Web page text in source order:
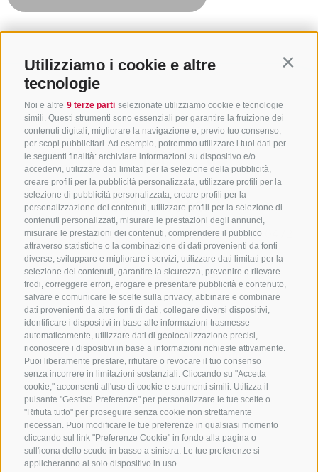
Utilizziamo i cookie e altre
tecnologie
Noi e altre 9 terze parti selezionate utilizziamo cookie e tecnologie
simili. Questi strumenti sono essenziali per garantire la fruizione dei
contenuti digitali, migliorare la navigazione e, previo tuo consenso,
per scopi pubblicitari. Ad esempio, potremmo utilizzare i tuoi dati per
le seguenti finalità: archiviare informazioni su dispositivo e/o
accedervi, utilizzare dati limitati per la selezione della pubblicità,
creare profili per la pubblicità personalizzata, utilizzare profili per la
selezione di pubblicità personalizzata, creare profili per la
personalizzazione dei contenuti, utilizzare profili per la selezione di
contenuti personalizzati, misurare le prestazioni degli annunci,
misurare le prestazioni dei contenuti, comprendere il pubblico
attraverso statistiche o la combinazione di dati provenienti da fonti
diverse, sviluppare e migliorare i servizi, utilizzare dati limitati per la
selezione dei contenuti, garantire la sicurezza, prevenire e rilevare
frodi, correggere errori, erogare e presentare pubblicità e contenuto,
salvare e comunicare le scelte sulla privacy, abbinare e combinare
dati provenienti da altre fonti di dati, collegare diversi dispositivi,
identificare i dispositivi in base alle informazioni trasmesse
automaticamente, utilizzare dati di geolocalizzazione precisi,
riconoscere i dispositivi in base a informazioni richieste attivamente.
Puoi liberamente prestare, rifiutare o revocare il tuo consenso
senza incorrere in limitazioni sostanziali. Cliccando su "Accetta
cookie," acconsenti all'uso di cookie e strumenti simili. Utilizza il
pulsante "Gestisci Preferenze" per personalizzare le tue scelte o
"Rifiuta tutto" per proseguire senza cookie non strettamente
necessari. Puoi modificare le tue preferenze in qualsiasi momento
cliccando sul link "Preferenze Cookie" in fondo alla pagina o
sull'icona dello scudo in basso a sinistra. Le tue preferenze si
applicheranno al solo dispositivo in uso.
CONTATTACI
+39 0472 765325/+39 0472 760608/+39 0472
632372
info@sterzing-ratschings.it
NEWSLETTER
Rimani aggiornato sulle nostre offerte
Registrati